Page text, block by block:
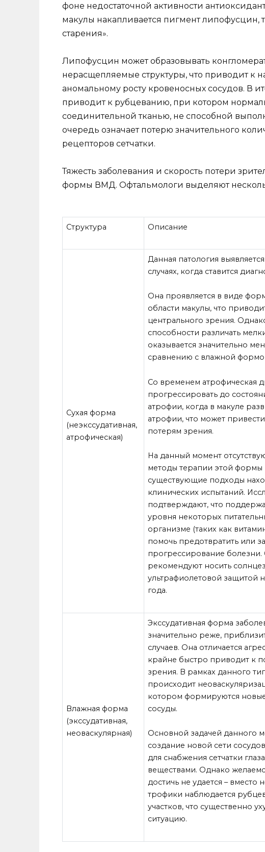
фоне недостаточной активности
макулы накапливается пигмент липофусцин,
старения».
Липофусцин может образовывать
нерасщепляемые структуры, что приводит к
аномальному росту кровеносных сосудов. В
приводит к рубцеванию, при котором
соединительной тканью, не способной
очередь означает потерю значительного
рецепторов сетчатки.
Тяжесть заболевания и скорость потери
формы ВМД. Офтальмологи выделяют
Структура Описание
Сухая форма
(неэкссудативная,
атрофическая)
Данная патология
случаях, когда ставится
Она проявляется в виде
области макулы, что
центрального зрения.
способности различать
оказывается значительно
сравнению с влажной
Со временем атрофическая
прогрессировать до
атрофии, когда в макуле
атрофии, что может
потерям зрения.
На данный момент
методы терапии этой формы
существующие подходы
клинических испытаний.
подтверждают, что
уровня некоторых
организме (таких как
помочь предотвратить или
прогрессирование болезни.
рекомендуют носить
ультрафиолетовой защитой
года.
Влажная форма
(экссудативная,
неоваскулярная)
Экссудативная форма
значительно реже,
случаев. Она отличается
крайне быстро приводит к
зрения. В рамках данного
происходит
котором формируются
сосуды.
Основной задачей данного
создание новой сети
для снабжения сетчатки
веществами. Однако
достичь не удается – вместо
трофики наблюдается
участков, что существенно
ситуацию.